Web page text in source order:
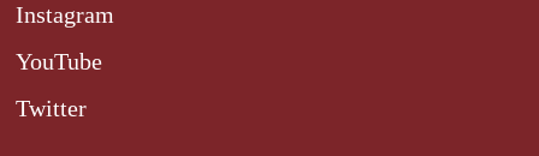
Instagram
YouTube
Twitter